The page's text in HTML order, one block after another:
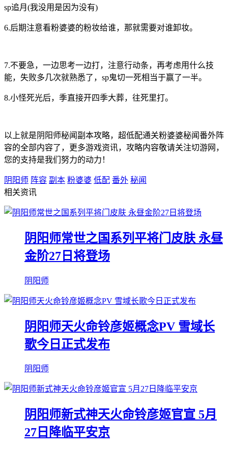
sp追月(我没用是因为没有)
6.后期注意看粉婆婆的粉妆给谁，那就需要对谁卸妆。
7.不要急，一边思考一边打，注意行动条，再考虑用什么技
能，失败多几次就熟悉了，sp鬼切一死相当于赢了一半。
8.小怪死光后，季直接开四季大葬，往死里打。
以上就是阴阳师秘闻副本攻略，超低配通关粉婆婆秘闻番外阵
容的全部内容了，更多游戏资讯，攻略内容敬请关注切游网，
您的支持是我们努力的动力！
阴阳师 阵容 副本 粉婆婆 低配 番外 秘闻
相关资讯
阴阳师常世之国系列平将门皮肤 永昼
金阶27日将登场
阴阳师
阴阳师天火命铃彦姬概念PV 雪域长
歌今日正式发布
阴阳师
阴阳师新式神天火命铃彦姬官宣 5月
27日降临平安京